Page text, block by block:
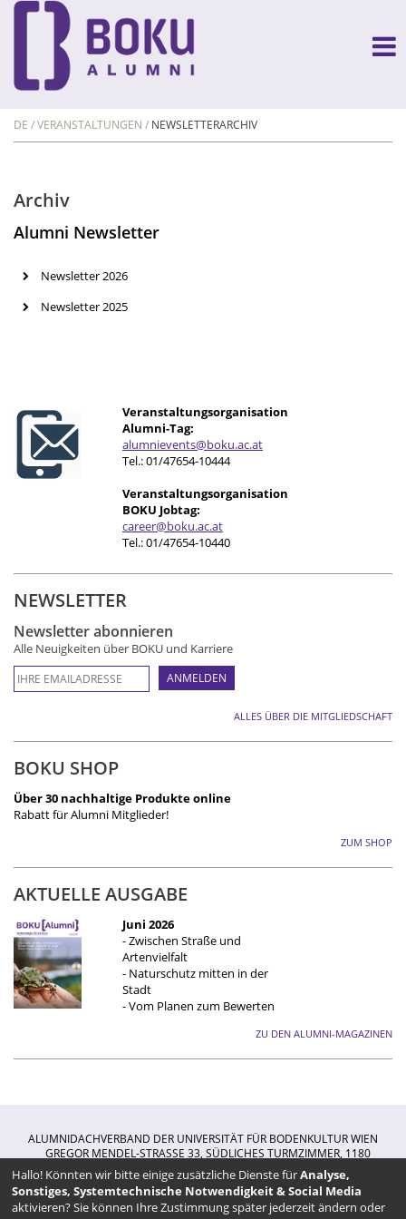
DE VERANSTALTUNGEN NEWSLETTERARCHIV
Archiv
Alumni Newsletter
Newsletter 2026
Newsletter 2025
Veranstaltungsorganisation
Alumni-Tag:
alumnievents@boku.ac.at
Tel.: 01/47654-10444
Veranstaltungsorganisation
BOKU Jobtag:
career@boku.ac.at
Tel.: 01/47654-10440
NEWSLETTER
Newsletter abonnieren
Alle Neuigkeiten über BOKU und Karriere
ALLES ÜBER DIE MITGLIEDSCHAFT
BOKU SHOP
Über 30 nachhaltige Produkte online
Rabatt für Alumni Mitglieder!
ZUM SHOP
AKTUELLE AUSGABE
Juni 2026
- Zwischen Straße und
Artenvielfalt
- Naturschutz mitten in der
Stadt
- Vom Planen zum Bewerten
ZU DEN ALUMNI-MAGAZINEN
ALUMNIDACHVERBAND DER UNIVERSITÄT FÜR BODENKULTUR WIEN
GREGOR MENDEL-STRASSE 33, SÜDLICHES TURMZIMMER, 1180 W
IEN
TELEFON (+43 1) 47654/10440 MO - DO
9.00 UHR - 12.00 UHR,
13.00 UHR - 16.00 UHR
Hallo! Könnten wir bitte einige zusätzliche Dienste fürAnalyse,
Sonstiges, Systemtechnische Notwendigkeit & Social Media
aktivieren? Sie können Ihre Zustimmung später jederzeit ändern oder